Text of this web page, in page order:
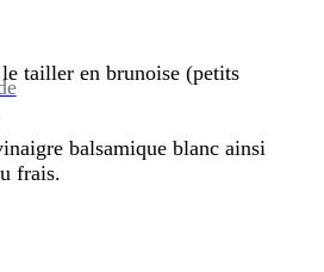
tailler en brunoise (petits
balsamique blanc ainsi
frais.